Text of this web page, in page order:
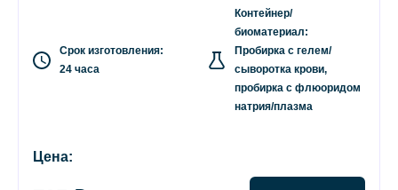
Срок изготовления:
24 часа
Контейнер/
биоматериал:
Пробирка с гелем/
сыворотка крови,
пробирка с флюоридом
натрия/плазма
Цена: